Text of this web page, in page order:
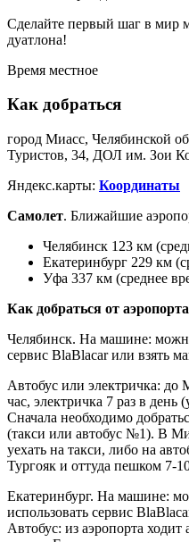
Сделайте первый шаг в мир
дуатлона! ‍
Время местное
Как добраться
город Миасс, Челябинской
Туристов, 34, ДОЛ им. Зои
Яндекс.карты: Координаты
Самолет. Ближайшие
Челябинск 123 км
Екатеринбург 229 км
Уфа 337 км (среднее
Как добраться от
Челябинск. На машине:
сервис BlaBlacar или взять
Автобус или электричка: до
час, электричка 7 раз в день
Сначала необходимо
(такси или автобус №1). В
уехать на такси, либо на
Тургояк и оттуда пешком 7-
Екатеринбург. На машине:
использовать сервис
Автобус: из аэропорта ходит